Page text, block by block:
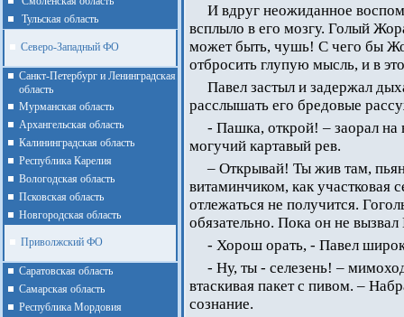
Тульская область
Северо-Западный ФО
Санкт-Петербург и Ленинградская
область
Мурманская область
Архангельская область
Калининградская область
Республика Карелия
Вологодская область
Псковская область
Новгородская область
Приволжский ФО
Cаратовская область
Cамарская область
Республика Мордовия
И вдруг неожиданное
всплыло в его мозгу. Голый
может быть, чушь! С чего бы
отбросить глупую мысль, и в
Павел застыл и задержал
расслышать его бредовые
- Пашка, открой! – заорал на
могучий картавый рев.
– Открывай! Ты жив там,
витаминчиком, как участковая
отлежаться не получится.
обязательно. Пока он не
- Хорош орать, - Павел
- Ну, ты - селезень! –
втаскивая пакет с пивом. –
сознание.